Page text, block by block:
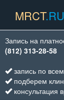
MRCT.RU
Запись на
(812) 313-28-58
запись по
подберем
консультация
КТ Виды